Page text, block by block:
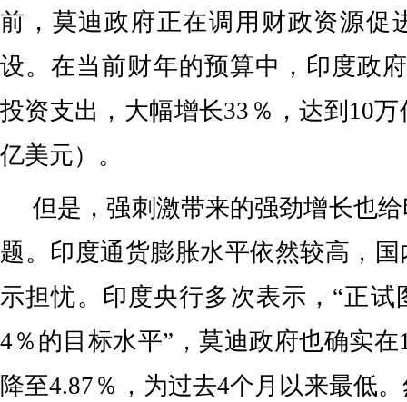
前，莫迪政府正在调用财政资源促
设。在当前财年的预算中，印度政
投资支出，大幅增长33％，达到10
亿美元）。
但是，强刺激带来的强劲增长也
题。印度通货膨胀水平依然较高，
示担忧。印度央行多次表示，“正试
4％的目标水平”，莫迪政府也确实
降至4.87％，为过去4个月以来最低